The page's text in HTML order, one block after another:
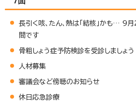
長引く咳、たん、熱は「結核」かも…
間です
骨粗しょう症予防検診を受診しましょう
人材募集
審議会など傍聴のお知らせ
休日応急診療